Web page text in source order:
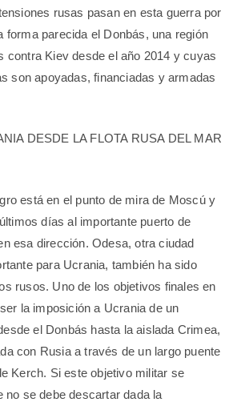
rusas pasan en esta guerra por
forma parecida el Donbás, una región
contra Kiev desde el año 2014 y cuyas
son apoyadas, financiadas y armadas
DESDE LA FLOTA RUSA DEL MAR
está en el punto de mira de Moscú y
días al importante puerto de
esa dirección. Odesa, otra ciudad
para Ucrania, también ha sido
rusos. Uno de los objetivos finales en
la imposición a Ucrania de un
el Donbás hasta la aislada Crimea,
con Rusia a través de un largo puente
Kerch. Si este objetivo militar se
no se debe descartar dada la